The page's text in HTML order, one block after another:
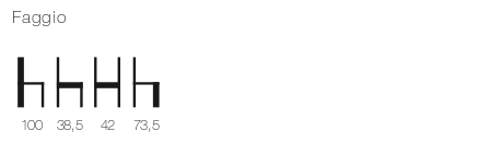
Faggio
100 38,5 42 73,5